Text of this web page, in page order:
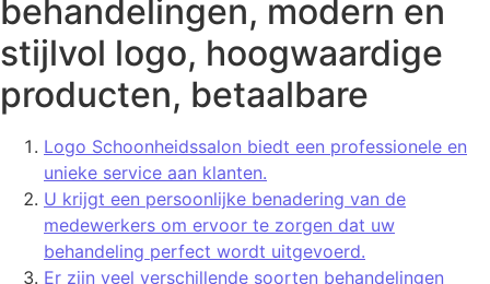
behandelingen, modern en
stijlvol logo, hoogwaardige
producten, betaalbare
Logo Schoonheidssalon biedt een professionele en
unieke service aan klanten.
U krijgt een persoonlijke benadering van de
medewerkers om ervoor te zorgen dat uw
behandeling perfect wordt uitgevoerd.
Er zijn veel verschillende soorten behandelingen